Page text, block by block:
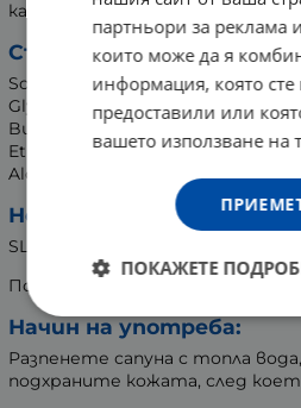
канела и мускус.
Състав:
Sodium Palm Kernelate, Sodium
Glycerin, Sodium Chloride,
Butyrospermum Parkii (Shea
Etidronate, Tetrasodium EDTA,
Alcohol, Citral, Cinnamal,
Не съдържа:
SLES, SLS, парабени.
Подходящо за вегани и
Начин на употреба:
Разпенете сапуна с топла
подхраните кожата, след
партньори за реклама
които може да я
информация, която
предоставили или
вашето използване на
ПОКАЖЕТЕ